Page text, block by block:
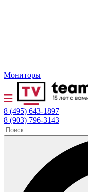
Мониторы
8 (495) 643-1897
8 (903) 796-3143